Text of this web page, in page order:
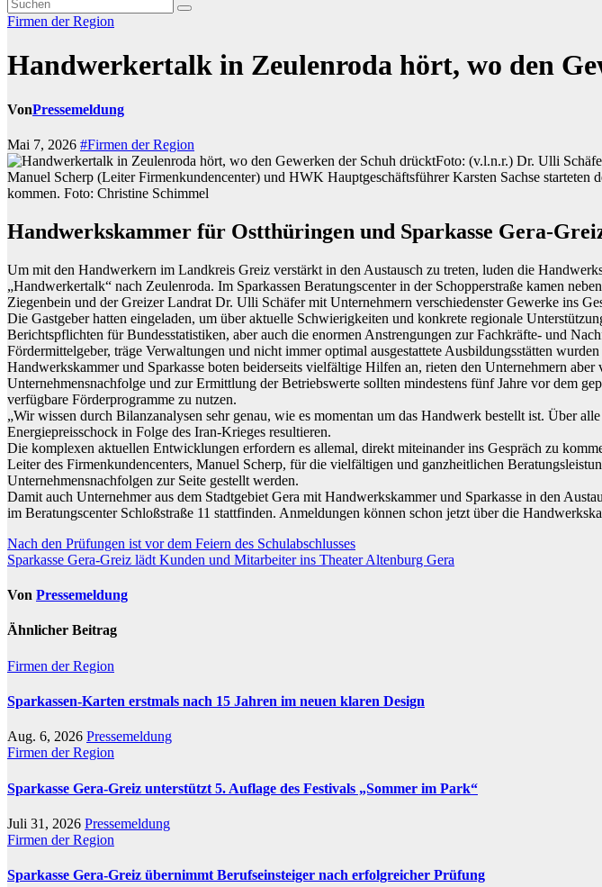
Firmen der Region
Handwerkertalk in Zeulenroda hört, wo den
VonPressemeldung
Mai 7, 2026 #Firmen der Region
Foto: (v.l.n.r.) Dr. Ulli
Manuel Scherp (Leiter Firmenkundencenter) und HWK Hauptgeschäftsführer Karsten Sachse
kommen. Foto: Christine Schimmel
Handwerkskammer für Ostthüringen und Sparkasse Gera-
Um mit den Handwerkern im Landkreis Greiz verstärkt in den Austausch zu treten, luden die
„Handwerkertalk“ nach Zeulenroda. Im Sparkassen Beratungscenter in der Schopperstraße kamen
Ziegenbein und der Greizer Landrat Dr. Ulli Schäfer mit Unternehmern verschiedenster Gewerke ins
Die Gastgeber hatten eingeladen, um über aktuelle Schwierigkeiten und konkrete regionale
Berichtspflichten für Bundesstatistiken, aber auch die enormen Anstrengungen zur Fachkräfte- und
Fördermittelgeber, träge Verwaltungen und nicht immer optimal ausgestattete Ausbildungsstätten
Handwerkskammer und Sparkasse boten beiderseits vielfältige Hilfen an, rieten den Unternehmern
Unternehmensnachfolge und zur Ermittlung der Betriebswerte sollten mindestens fünf Jahre vor dem
verfügbare Förderprogramme zu nutzen.
„Wir wissen durch Bilanzanalysen sehr genau, wie es momentan um das Handwerk bestellt ist. Über
Energiepreisschock in Folge des Iran-Krieges resultieren.
Die komplexen aktuellen Entwicklungen erfordern es allemal, direkt miteinander ins Gespräch zu
Leiter des Firmenkundencenters, Manuel Scherp, für die vielfältigen und ganzheitlichen
Unternehmensnachfolgen zur Seite gestellt werden.
Damit auch Unternehmer aus dem Stadtgebiet Gera mit Handwerkskammer und Sparkasse in den
im Beratungscenter Schloßstraße 11 stattfinden. Anmeldungen können schon jetzt über die
Beitragsnavigation
Nach den Prüfungen ist vor dem Feiern des Schulabschlusses
Sparkasse Gera-Greiz lädt Kunden und Mitarbeiter ins Theater Altenburg Gera
Von Pressemeldung
Ähnlicher Beitrag
Firmen der Region
Sparkassen-Karten erstmals nach 15 Jahren im neuen klaren Design
Aug. 6, 2026 Pressemeldung
Firmen der Region
Sparkasse Gera-Greiz unterstützt 5. Auflage des Festivals „Sommer im Park“
Juli 31, 2026 Pressemeldung
Firmen der Region
Sparkasse Gera-Greiz übernimmt Berufseinsteiger nach erfolgreicher Prüfung